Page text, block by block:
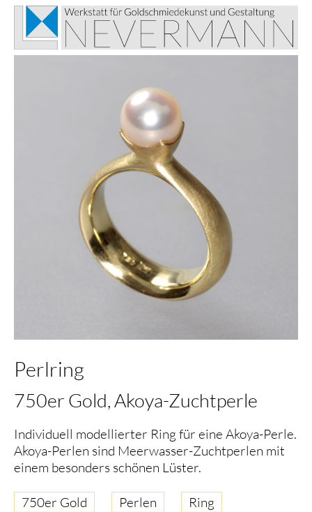
Perlring
750er Gold, Akoya-Zuchtperle
Individuell modellierter Ring für eine Akoya-Perle.
Akoya-Perlen sind Meerwasser-Zuchtperlen mit
einem besonders schönen Lüster.
750er Gold Perlen Ring